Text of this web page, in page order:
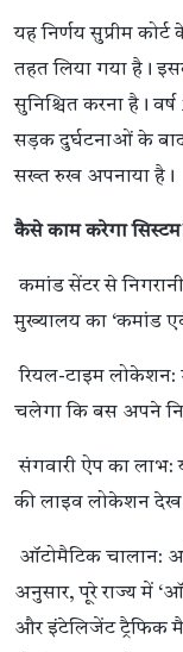
यह निर्णय सुप्रीम
तहत लिया गया है।
सुनिश्चित करना है।
सड़क दुर्घटनाओं के बाद
सख्त रुख अपनाया है।
कैसे काम करेगा
कमांड सेंटर से
मुख्यालय का ‘कमांड
रियल-टाइम लोकेशन:
चलेगा कि बस अपने
संगवारी ऐप का लाभ:
की लाइव लोकेशन
ऑटोमैटिक चालान:
अनुसार, पूरे राज्य में
और इंटेलिजेंट ट्रैफिक